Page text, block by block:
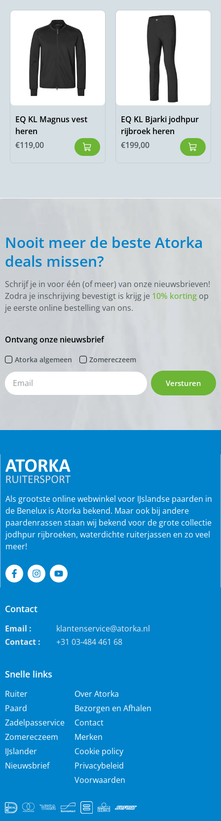
EQ KL Magnus vest
heren
€119,00
EQ KL Bjarki jodhpur
rijbroek heren
€199,00
Nooit meer de beste Atorka
deals missen?
Schrijf je in voor één (of meer) van onze nieuwsbrieven!
Zodra je inschrijving bevestigt is krijg je 10% korting op
je eerste online bestelling van ons.
Ontvang onze nieuwsbrief
Atorka algemeen Zomereczeem
Versturen
Snelle links
Ruiter
Paard
Zadelpasservice
Zomereczeem
IJslander
Nieuwsbrief
Over Atorka
Bezorgen en Afhalen
Contact
Merken
Cookie policy
Privacybeleid
Voorwaarden
Als grootste online webwinkel voor IJslandse paarden in
de Benelux is Atorka bekend. Maar ook bij andere
paardenrassen staan wij bekend voor de grote collectie
jodhpur rijbroeken, waterdichte ruiterjassen en zo veel
meer!
Contact
Email :
klantenservice@atorka.nl
Contact :
+31 03-484 461 68